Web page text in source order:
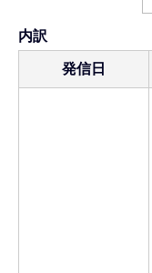
内訳
発信日